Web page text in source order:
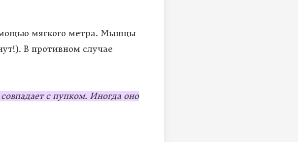
мягкого метра. Мышцы
В противном случае
с пупком. Иногда оно